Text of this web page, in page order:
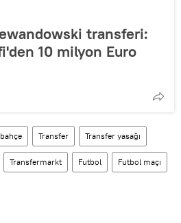
transferi:
10 milyon Euro
Transfer Transfer yasağı
Transfermarkt Futbol Futbol maçı